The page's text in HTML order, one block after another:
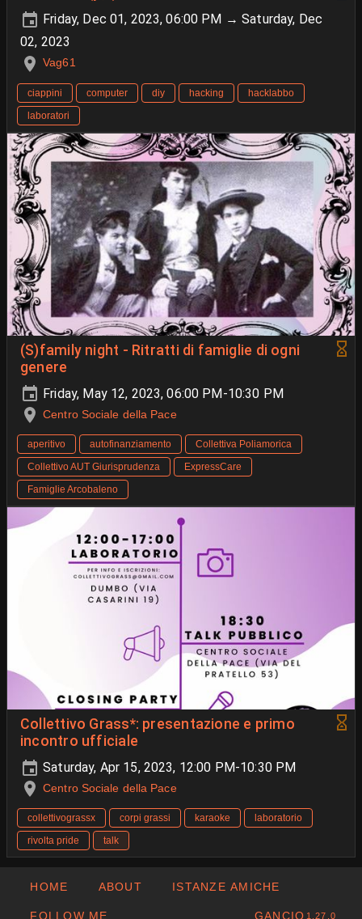
Friday, Dec 01, 2023, 06:00 PM → Saturday, Dec
02, 2023
Vag61
ciappini computer diy hacking
hacklabbo
laboratori
(S)family night - Ritratti di famiglie di ogni
genere
Friday, May 12, 2023, 06:00 PM-10:30 PM
Centro Sociale della Pace
aperitivo autofinanziamento
Collettiva Poliamorica
Collettivo AUT Giurisprudenza
ExpressCare
Famiglie Arcobaleno
Collettivo Grass*: presentazione e primo
incontro ufficiale
Saturday, Apr 15, 2023, 12:00 PM-10:30 PM
Centro Sociale della Pace
collettivograssx corpi grassi karaoke
laboratorio
rivolta pride
talk
HOME ABOUT ISTANZE AMICHE
FOLLOW ME GANCIO 1.27.0